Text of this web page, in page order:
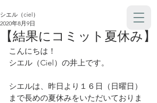
【結果にコミット夏休み】
シエル（ciel）
2020年8月9日
こんにちは！
シエル（Ciel）の井上です。
シエルは、昨日より１６日（日曜日）
まで長めの夏休みをいただいておりま